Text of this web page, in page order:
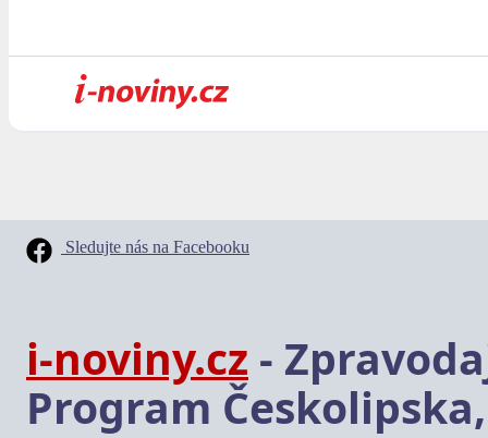
Sledujte nás na Facebooku
i-noviny.cz -
Program